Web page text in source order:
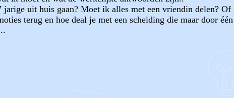
uit huis gaan? Moet ik alles met een vriendin delen? Of
terug en hoe deal je met een scheiding die maar door